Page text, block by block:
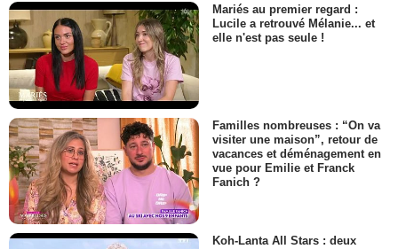
Mariés au premier regard :
Lucile a retrouvé Mélanie... et
elle n'est pas seule !
Familles nombreuses : “On va
visiter une maison”, retour de
vacances et déménagement en
vue pour Emilie et Franck
Fanich ?
Koh-Lanta All Stars : deux